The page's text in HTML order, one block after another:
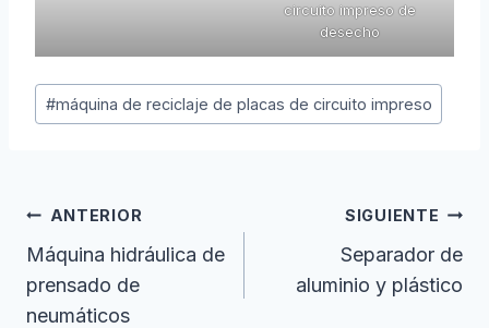
circuito impreso de
desecho
Etiquetas
de
#máquina de reciclaje de placas de circuito impreso
Navegación
De
Entradas
ANTERIOR
Máquina hidráulica de
prensado de
neumáticos
SIGUIENTE
Separador de
aluminio y plástico